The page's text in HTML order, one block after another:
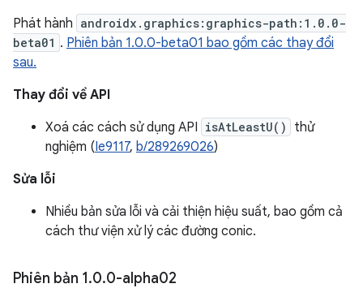
Phát hành androidx.graphics:graphics-path:1.0.0-
beta01 . Phiên bản 1.0.0-beta01 bao gồm các thay đổi
sau.
Thay đổi về API
Xoá các cách sử dụng API isAtLeastU()
thử
nghiệm (Ie9117, b/289269026)
Sửa lỗi
Nhiều bản sửa lỗi và cải thiện hiệu suất, bao gồm cả
cách thư viện xử lý các đường conic.
Phiên bản 1.0.0-alpha02